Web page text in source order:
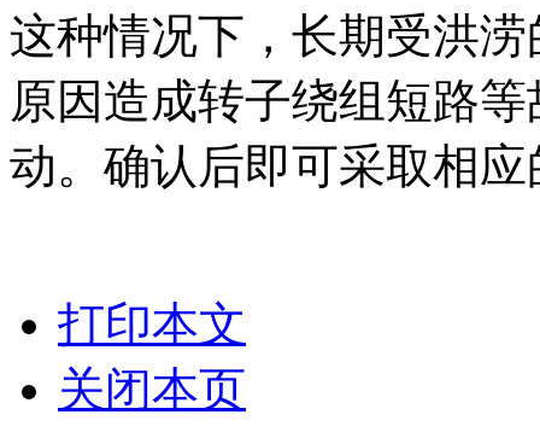
这种情况下，长期受洪
原因造成转子绕组短路
动。确认后即可采取相
打印本文
关闭本页